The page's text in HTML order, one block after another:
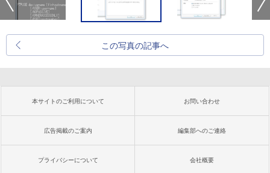
この写真の記事へ
本サイトのご利用について お問い合わせ
広告掲載のご案内 編集部へのご連絡
プライバシーについて 会社概要